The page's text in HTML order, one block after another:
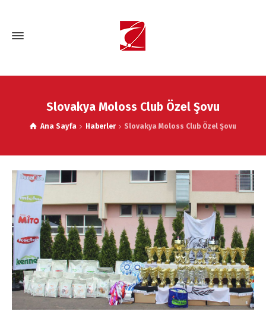
Slovakya Moloss Club Özel Şovu
Ana Sayfa Haberler Slovakya Moloss Club Özel Şovu